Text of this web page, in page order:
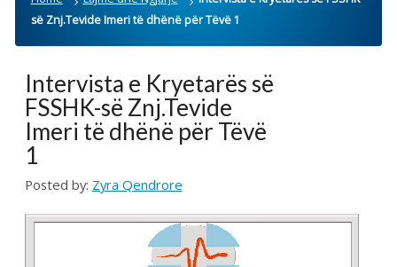
Intervista e Kryetarës së
FSSHK-së Znj.Tevide
Imeri të dhënë për Tëvë
1
Posted by: Zyra Qendrore